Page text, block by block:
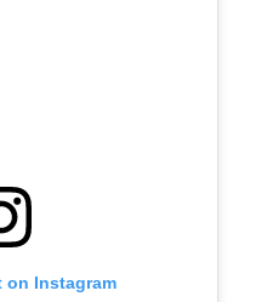
on Instagram